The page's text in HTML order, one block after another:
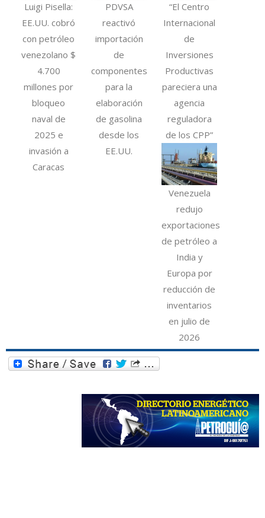
Luigi Pisella:
EE.UU. cobró
con petróleo
venezolano $
4.700
millones por
bloqueo
naval de
2025 e
invasión a
Caracas
PDVSA
reactivó
importación
de
componentes
para la
elaboración
de gasolina
desde los
EE.UU.
“El Centro
Internacional
de
Inversiones
Productivas
pareciera una
agencia
reguladora
de los CPP”
Venezuela
redujo
exportaciones
de petróleo a
India y
Europa por
reducción de
inventarios
en julio de
2026